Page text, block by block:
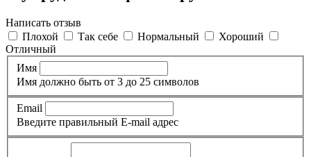
Написать отзыв
Плохой
Так себе Нормальный
Хороший
Отличный
Имя
Имя должно быть от 3 до 25 символов
Email
Введите правильный E-mail адрес